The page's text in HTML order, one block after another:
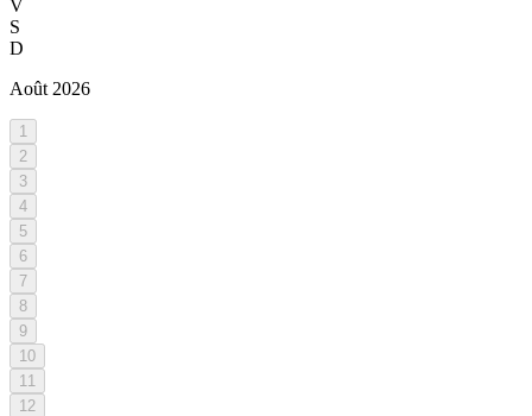
V
S
D
Août 2026
1
2
3
4
5
6
7
8
9
10
11
12